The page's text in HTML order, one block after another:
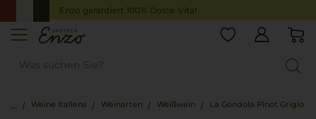
Enzo garantiert 100% Dolce-Vita!
Weine Italiens Weinarten Weißwein La Gondola Pinot Grigio